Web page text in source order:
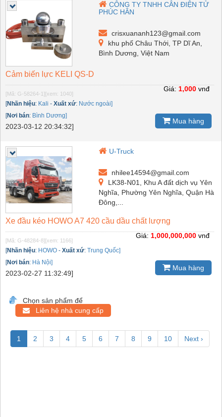
CÔNG TY TNHH CÂN ĐIỆN TỬ
PHÚC HÂN
crisxuananh123@gmail.com
khu phố Châu Thới, TP Dĩ An,
Bình Dương, Việt Nam
Cảm biến lực KELI QS-D
[Mã: G-58264-1] [xem: 1040]
[Nhãn hiệu: Kali - Xuất xứ: Nước ngoài]
[Nơi bán: Bình Dương]
2023-03-12 20:34:32]
Giá: 1,000 vnđ
Mua hàng
U-Truck
nhilee14594@gmail.com
LK38-N01, Khu A đất dịch vụ Yên
Nghĩa, Phường Yên Nghĩa, Quận Hà
Đông,...
Xe đầu kéo HOWO A7 420 cầu dầu chất lượng
[Mã: G-48284-8] [xem: 1166]
[Nhãn hiệu: HOWO - Xuất xứ: Trung Quốc]
[Nơi bán: Hà Nội]
2023-02-27 11:32:49]
Giá: 1,000,000,000 vnđ
Mua hàng
Chọn sản phẩm để
Liên hệ nhà cung cấp
1 2 3 4 5 6 7 8 9 10 Next ›